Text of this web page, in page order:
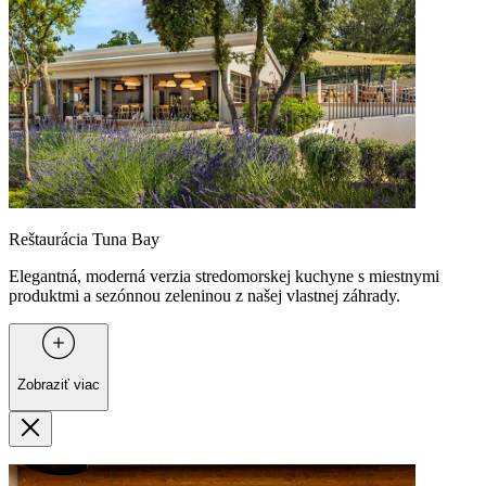
Reštaurácia Tuna Bay
Elegantná, moderná verzia stredomorskej kuchyne s miestnymi
produktmi a sezónnou zeleninou z našej vlastnej záhrady.
Zobraziť viac